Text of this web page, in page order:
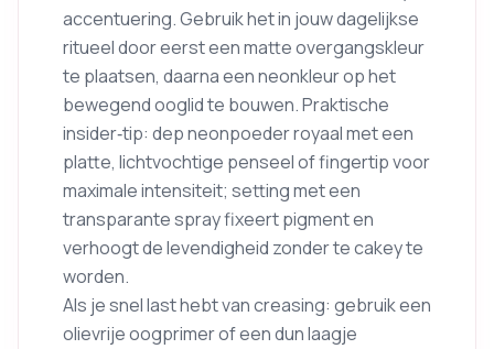
accentuering. Gebruik het in jouw dagelijkse
ritueel door eerst een matte overgangskleur
te plaatsen, daarna een neonkleur op het
bewegend ooglid te bouwen. Praktische
insider‑tip: dep neonpoeder royaal met een
platte, lichtvochtige penseel of fingertip voor
maximale intensiteit; setting met een
transparante spray fixeert pigment en
verhoogt de levendigheid zonder te cakey te
worden.
Als je snel last hebt van creasing: gebruik een
olievrije oogprimer of een dun laagje